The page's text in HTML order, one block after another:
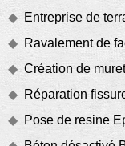
Entreprise de
Ravalement de
Création de
Réparation
Pose de resine